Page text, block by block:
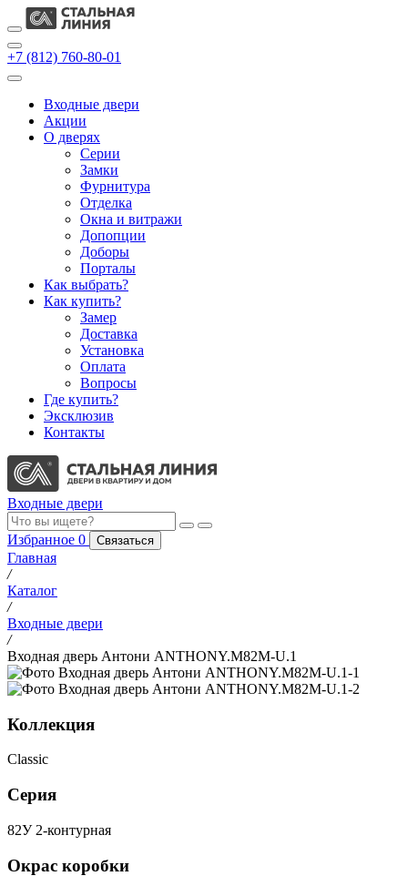
+7 (812) 760-80-01
Входные двери
Акции
О дверях
Cерии
Замки
Фурнитура
Отделка
Окна и витражи
Допопции
Доборы
Порталы
Как выбрать?
Как купить?
Замер
Доставка
Установка
Оплата
Вопросы
Где купить?
Эксклюзив
Контакты
Входные двери
Избранное 0 Связаться
Главная
/
Каталог
/
Входные двери
/
Входная дверь Антони ANTHONY.M82M-U.1
Коллекция
Classic
Серия
82У 2-контурная
Окрас коробки